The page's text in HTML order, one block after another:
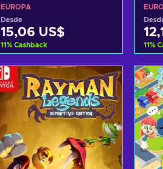
EUROPE
EUROPA
Desde
15,06 US$
11% Cashback
Añadir al carrito
Ver ofertas
11%